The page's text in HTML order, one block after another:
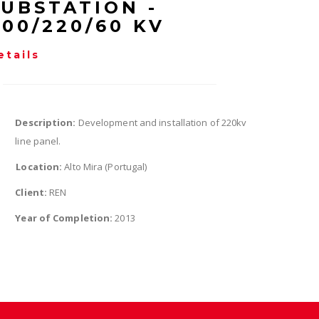
-
220/60 KV
Description: Development and installation of 220kv
line panel.
Location: Alto Mira (Portugal)
Client: REN
Year of Completion: 2013